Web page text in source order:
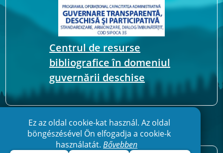
Centrul de resurse
bibliografice în domeniul
guvernării deschise
Ez az oldal cookie-kat használ. Az oldal
böngészésével Ön elfogadja a cookie-k
használatát.Bővebben